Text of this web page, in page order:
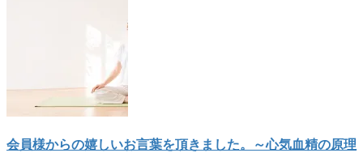
会員様からの嬉しいお言葉を頂きました。～心気血精の原理